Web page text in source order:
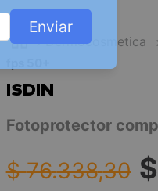
Dermocosmetica
ISDIN
Fotoprotector
$ 76.338,30 $
Enviar